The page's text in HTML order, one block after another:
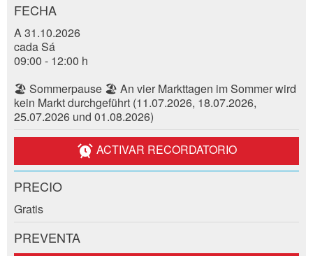
Reclamar por anuncio
Su regeneración es muy apreciada!
Comentarios generales
Entrada no válida
Entrada incompleta
Recomiende este anuncio a sus amigos.
* Entrada obligatoria
Reserva
Fecha del evento *:
*:
Nombre / Apellido *:
FECHA
A 31.10.2026
cada Sá
09:00 - 12:00 h
🏖️ Sommerpause 🏖️ An vier Markttagen im Sommer wird
kein Markt durchgeführt (11.07.2026, 18.07.2026,
25.07.2026 und 01.08.2026)
ACTIVAR RECORDATORIO
PRECIO
Gratis
PREVENTA